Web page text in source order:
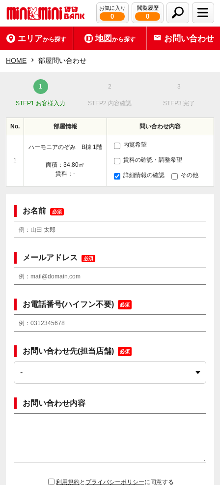
お気に入り
0
閲覧履歴
0
エリアから探す 地図から探す お問い合わせ
HOME 部屋問い合わせ
STEP1 お客様入力 STEP2 内容確認 STEP3 完了
No. 部屋情報 問い合わせ内容
1
ハーモニアのぞみ B棟 1階
面積：34.80㎡
賃料：-
内覧希望
賃料の確認・調整希望
詳細情報の確認 その他
お名前 必須
メールアドレス 必須
お電話番号(ハイフン不要) 必須
お問い合わせ先(担当店舗) 必須
お問い合わせ内容
利用規約と プライバシーポリシーに同意する